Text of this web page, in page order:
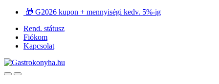
Ugrás
navigációhoz
Ugrás
tartalomra
🎁 G2026 kupon + mennyiségi kedv. 5%-ig
Rend. státusz
Fiókom
Kapcsolat
OpenClose